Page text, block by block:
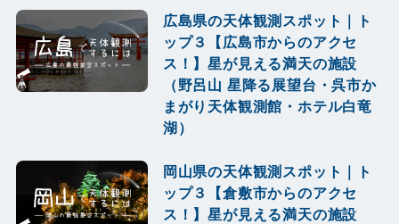
広島県の天体観測スポット｜ト
ップ３【広島市からのアクセ
ス！】星が見える満天の施設
（野呂山 星降る展望台・呉市か
まがり天体観測館・ホテル白竜
湖）
岡山県の天体観測スポット｜ト
ップ３【倉敷市からのアクセ
ス！】星が見える満天の施設